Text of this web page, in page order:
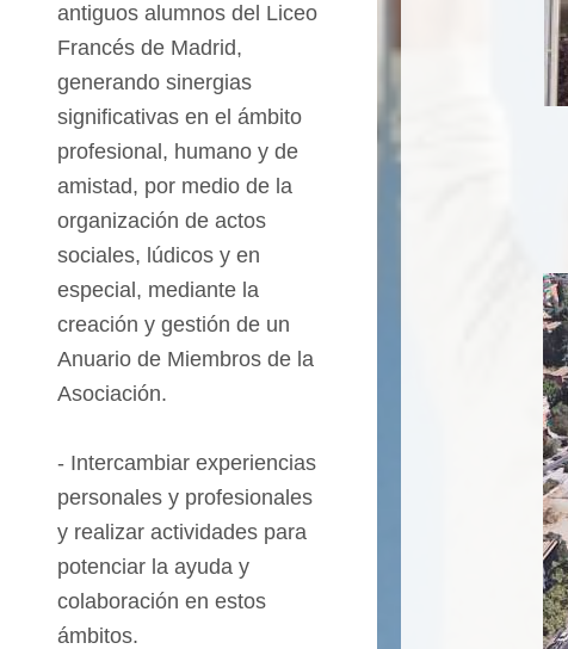
antiguos alumnos del Liceo
Francés de Madrid,
generando sinergias
significativas en el ámbito
profesional, humano y de
amistad, por medio de la
organización de actos
sociales, lúdicos y en
especial, mediante la
creación y gestión de un
Anuario de Miembros de la
Asociación.
- Intercambiar experiencias
personales y profesionales
y realizar actividades para
potenciar la ayuda y
colaboración en estos
ámbitos.